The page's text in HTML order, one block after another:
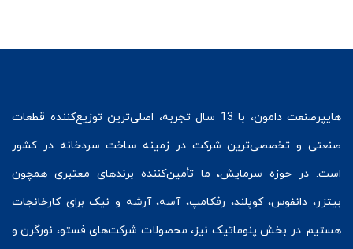
هایپرصنعت
دامون، با 13 سال تجربه، اصلی‌ترین توزیع‌کننده قطعات
صنعتی و تخصصی‌ترین شرکت در زمینه ساخت سردخانه در کشور
است. در حوزه سرمایش، ما تأمین‌کننده برندهای معتبری همچون
بیتزر، دانفوس،کوپلند، رفکامپ، آسه، آرشه و نیک برای کارخانجات
هستیم. در بخش پنوماتیک نیز، محصولات شرکت‌های فستو، نورگرن و